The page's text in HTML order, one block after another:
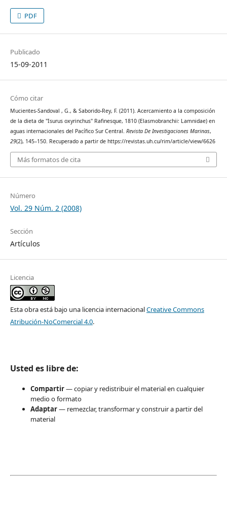
PDF
Publicado
15-09-2011
Cómo citar
Mucientes-Sandoval , G., & Saborido-Rey, F. (2011). Acercamiento a la composición
de la dieta de "Isurus oxyrinchus" Rafinesque, 1810 (Elasmobranchii: Lamnidae) en
aguas internacionales del Pacífico Sur Central. Revista De Investigaciones Marinas,
29(2), 145–150. Recuperado a partir de https://revistas.uh.cu/rim/article/view/6626
Más formatos de cita
Número
Vol. 29 Núm. 2 (2008)
Sección
Artículos
Licencia
Esta obra está bajo una licencia internacionalCreative Commons
Atribución-NoComercial 4.0.
Usted es libre de:
Compartir— copiar y redistribuir el material en cualquier
medio o formato
Adaptar— remezclar, transformar y construir a partir del
material